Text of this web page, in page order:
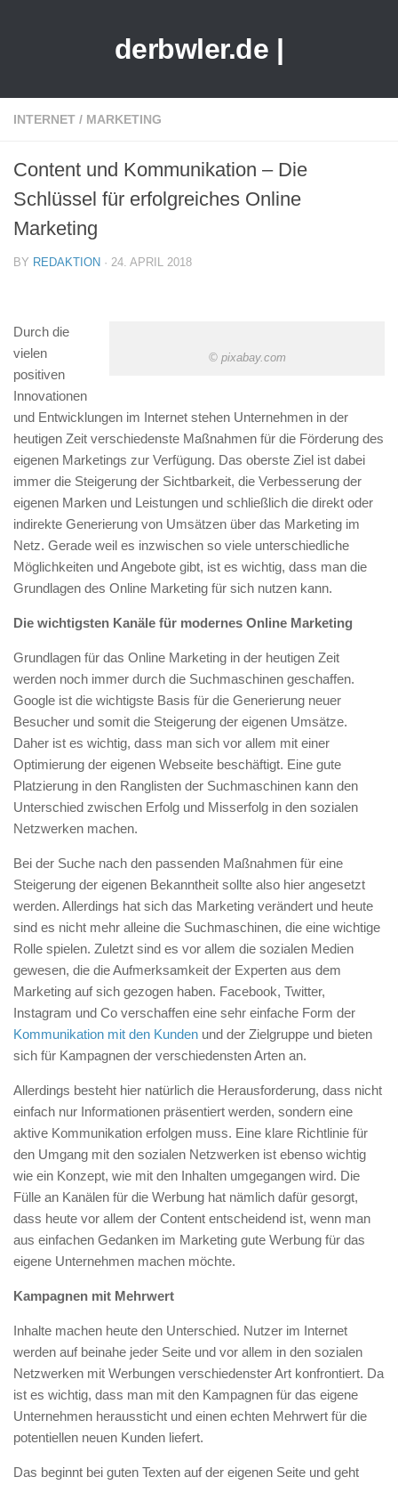
derbwler.de |
INTERNET / MARKETING
Content und Kommunikation – Die
Schlüssel für erfolgreiches Online
Marketing
BY REDAKTION · 24. APRIL 2018
© pixabay.com
Durch die
vielen
positiven
Innovationen
und Entwicklungen im Internet stehen Unternehmen in der
heutigen Zeit verschiedenste Maßnahmen für die Förderung des
eigenen Marketings zur Verfügung. Das oberste Ziel ist dabei
immer die Steigerung der Sichtbarkeit, die Verbesserung der
eigenen Marken und Leistungen und schließlich die direkt oder
indirekte Generierung von Umsätzen über das Marketing im
Netz. Gerade weil es inzwischen so viele unterschiedliche
Möglichkeiten und Angebote gibt, ist es wichtig, dass man die
Grundlagen des Online Marketing für sich nutzen kann.
Die wichtigsten Kanäle für modernes Online Marketing
Grundlagen für das Online Marketing in der heutigen Zeit
werden noch immer durch die Suchmaschinen geschaffen.
Google ist die wichtigste Basis für die Generierung neuer
Besucher und somit die Steigerung der eigenen Umsätze.
Daher ist es wichtig, dass man sich vor allem mit einer
Optimierung der eigenen Webseite beschäftigt. Eine gute
Platzierung in den Ranglisten der Suchmaschinen kann den
Unterschied zwischen Erfolg und Misserfolg in den sozialen
Netzwerken machen.
Bei der Suche nach den passenden Maßnahmen für eine
Steigerung der eigenen Bekanntheit sollte also hier angesetzt
werden. Allerdings hat sich das Marketing verändert und heute
sind es nicht mehr alleine die Suchmaschinen, die eine wichtige
Rolle spielen. Zuletzt sind es vor allem die sozialen Medien
gewesen, die die Aufmerksamkeit der Experten aus dem
Marketing auf sich gezogen haben. Facebook, Twitter,
Instagram und Co verschaffen eine sehr einfache Form der
Kommunikation mit den Kunden und der Zielgruppe und bieten
sich für Kampagnen der verschiedensten Arten an.
Allerdings besteht hier natürlich die Herausforderung, dass nicht
einfach nur Informationen präsentiert werden, sondern eine
aktive Kommunikation erfolgen muss. Eine klare Richtlinie für
den Umgang mit den sozialen Netzwerken ist ebenso wichtig
wie ein Konzept, wie mit den Inhalten umgegangen wird. Die
Fülle an Kanälen für die Werbung hat nämlich dafür gesorgt,
dass heute vor allem der Content entscheidend ist, wenn man
aus einfachen Gedanken im Marketing gute Werbung für das
eigene Unternehmen machen möchte.
Kampagnen mit Mehrwert
Inhalte machen heute den Unterschied. Nutzer im Internet
werden auf beinahe jeder Seite und vor allem in den sozialen
Netzwerken mit Werbungen verschiedenster Art konfrontiert. Da
ist es wichtig, dass man mit den Kampagnen für das eigene
Unternehmen heraussticht und einen echten Mehrwert für die
potentiellen neuen Kunden liefert.
Das beginnt bei guten Texten auf der eigenen Seite und geht